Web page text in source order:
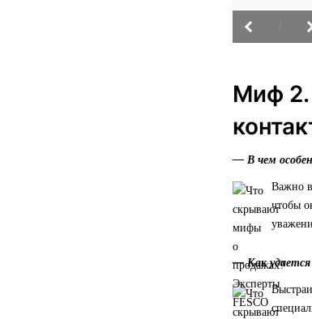
Миф 2.
— В чем
Важно
чтобы
— Как удается